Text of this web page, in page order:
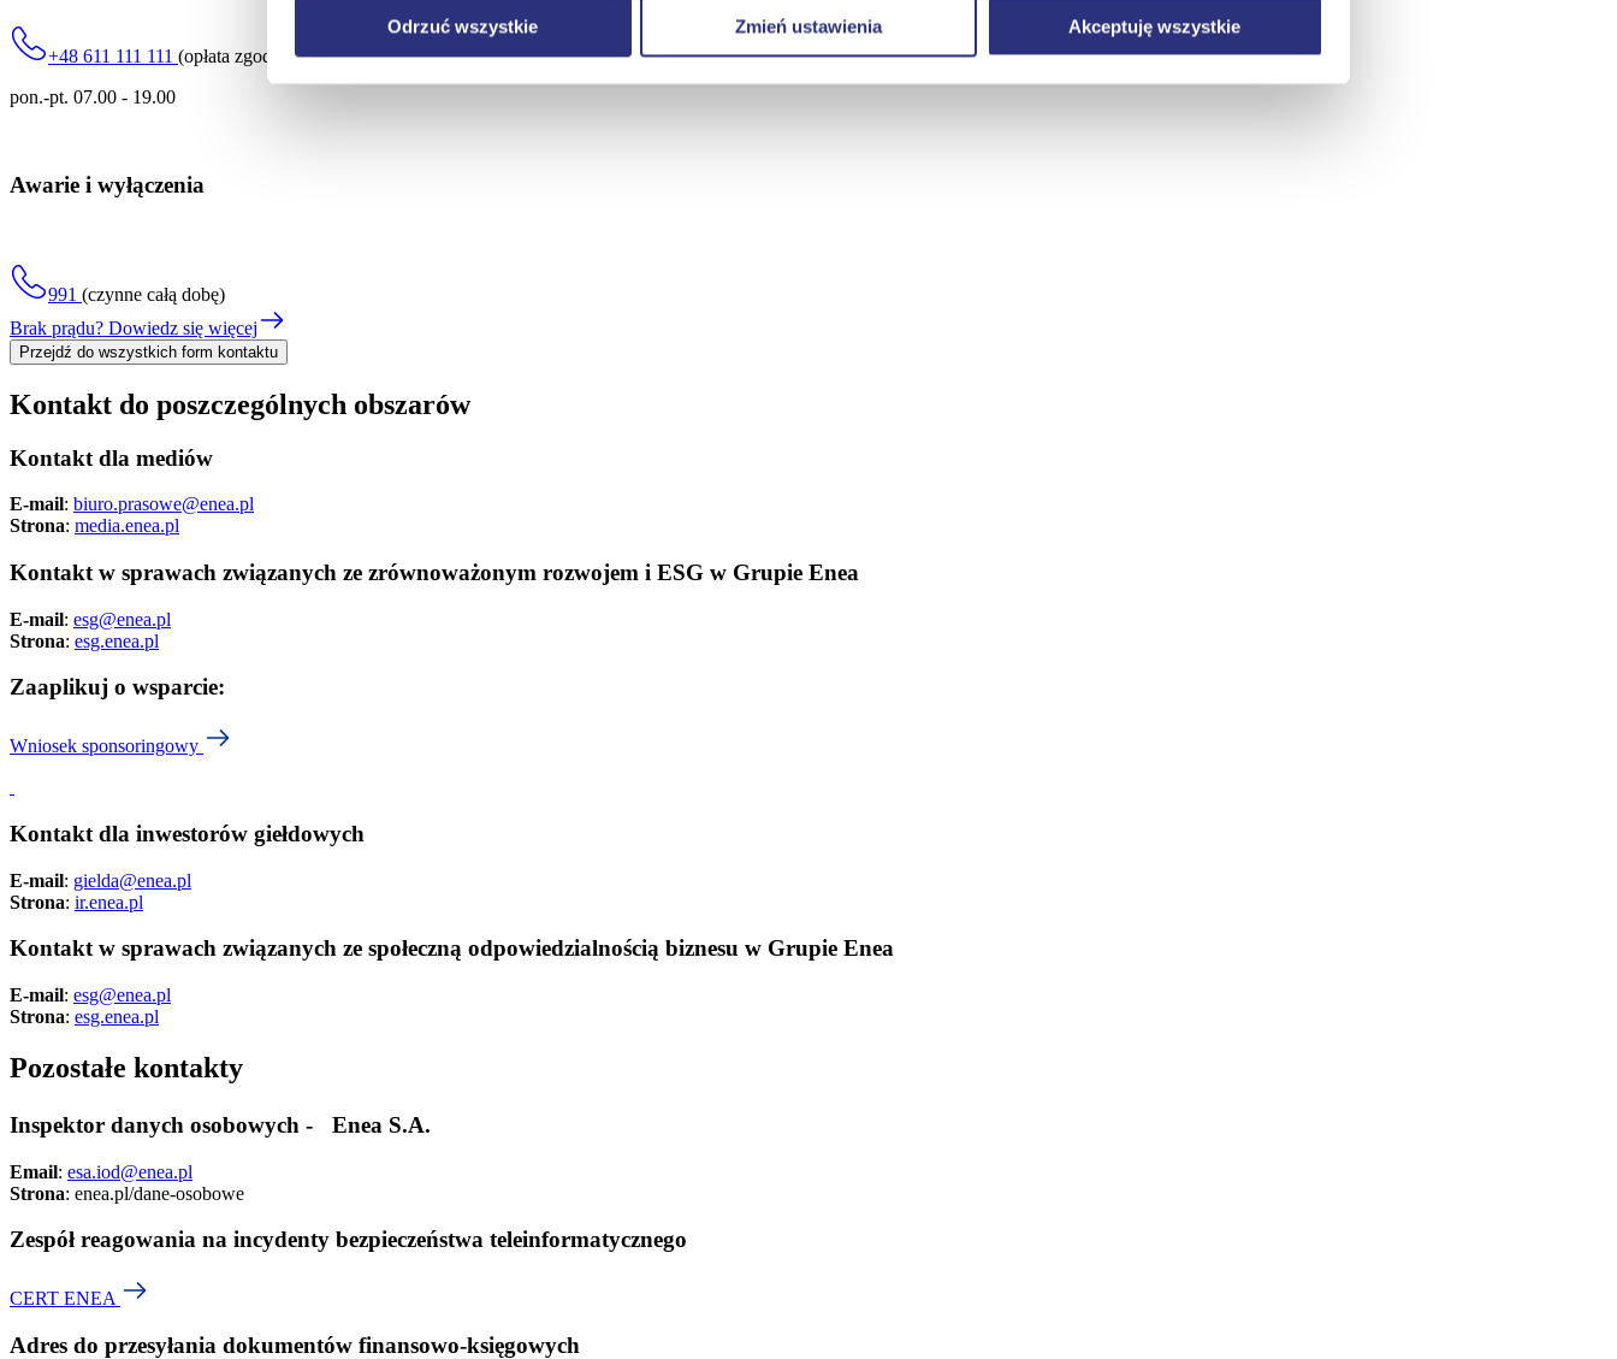
Odrzuć wszystkie Zmień ustawienia Akceptuję wszystkie
+48 611 111 111 (opłata zgodna z Twoim planem taryfowym)
pon.-pt. 07.00 - 19.00
Awarie i wyłączenia
991 (czynne całą dobę)
Brak prądu? Dowiedz się więcej
Przejdź do wszystkich form kontaktu
Kontakt do poszczególnych obszarów
Kontakt dla mediów
E-mail: biuro.prasowe@enea.pl
Strona: media.enea.pl
Kontakt w sprawach związanych ze zrównoważonym rozwojem i ESG w Grupie Enea
E-mail: esg@enea.pl
Strona: esg.enea.pl
Zaaplikuj o wsparcie:
Wniosek sponsoringowy
Kontakt dla inwestorów giełdowych
E-mail: gielda@enea.pl
Strona: ir.enea.pl
Kontakt w sprawach związanych ze społeczną odpowiedzialnością biznesu w Grupie Enea
E-mail: esg@enea.pl
Strona: esg.enea.pl
Pozostałe kontakty
Inspektor danych osobowych - Enea S.A.
Email: esa.iod@enea.pl
Strona: enea.pl/dane-osobowe
Zespół reagowania na incydenty bezpieczeństwa teleinformatycznego
CERT ENEA
Adres do przesyłania dokumentów finansowo-księgowych